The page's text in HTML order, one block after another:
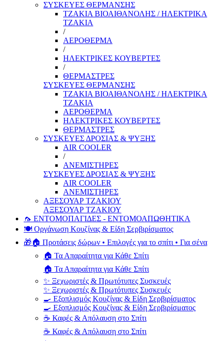
ΣΥΣΚΕΥΕΣ ΘΕΡΜΑΝΣΗΣ
ΤΖΑΚΙΑ ΒΙΟΑΙΘΑΝΟΛΗΣ / ΗΛΕΚΤΡΙΚΑ
ΤΖΑΚΙΑ
/
ΑΕΡΟΘΕΡΜΑ
/
ΗΛΕΚΤΡΙΚΕΣ ΚΟΥΒΕΡΤΕΣ
/
ΘΕΡΜΑΣΤΡΕΣ
ΣΥΣΚΕΥΕΣ ΘΕΡΜΑΝΣΗΣ
ΤΖΑΚΙΑ ΒΙΟΑΙΘΑΝΟΛΗΣ / ΗΛΕΚΤΡΙΚΑ
ΤΖΑΚΙΑ
ΑΕΡΟΘΕΡΜΑ
ΗΛΕΚΤΡΙΚΕΣ ΚΟΥΒΕΡΤΕΣ
ΘΕΡΜΑΣΤΡΕΣ
ΣΥΣΚΕΥΕΣ ΔΡΟΣΙΑΣ & ΨΥΞΗΣ
AIR COOLER
/
ΑΝΕΜΙΣΤΗΡΕΣ
ΣΥΣΚΕΥΕΣ ΔΡΟΣΙΑΣ & ΨΥΞΗΣ
AIR COOLER
ΑΝΕΜΙΣΤΗΡΕΣ
ΑΞΕΣΟΥΑΡ ΤΖΑΚΙΟΥ
ΑΞΕΣΟΥΑΡ ΤΖΑΚΙΟΥ
🦟 ΕΝΤΟΜΟΠΑΓΙΔΕΣ - ΕΝΤΟΜΟΑΠΩΘΗΤΙΚΑ
🍽️ Οργάνωση Κουζίνας & Είδη Σερβιρίσματος
🎁🏠 Προτάσεις δώρων • Επιλογές για το σπίτι • Για σένα
🏠 Τα Απαραίτητα για Κάθε Σπίτι
🏠 Τα Απαραίτητα για Κάθε Σπίτι
✨ Ξεχωριστές & Πρωτότυπες Συσκευές
✨ Ξεχωριστές & Πρωτότυπες Συσκευές
🍳 Εξοπλισμός Κουζίνας & Είδη Σερβιρίσματος
🍳 Εξοπλισμός Κουζίνας & Είδη Σερβιρίσματος
☕ Καφές & Απόλαυση στο Σπίτι
☕ Καφές & Απόλαυση στο Σπίτι